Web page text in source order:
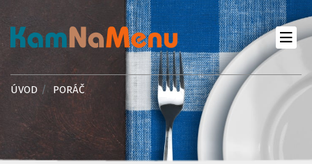
ÚVOD PORÁČ